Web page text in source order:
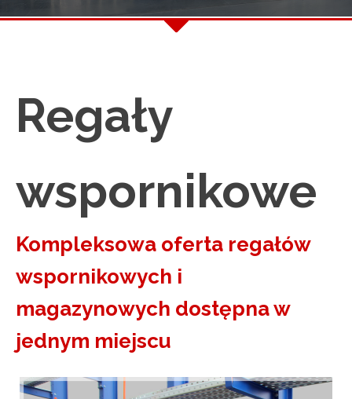
Regały
wspornikowe
Kompleksowa oferta regałów
wspornikowych i
magazynowych dostępna w
jednym miejscu